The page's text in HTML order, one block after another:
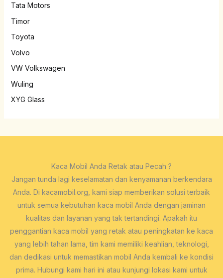
Tata Motors
Timor
Toyota
Volvo
VW Volkswagen
Wuling
XYG Glass
Kaca Mobil Anda Retak atau Pecah ?
Jangan tunda lagi keselamatan dan kenyamanan berkendara
Anda. Di kacamobil.org, kami siap memberikan solusi terbaik
untuk semua kebutuhan kaca mobil Anda dengan jaminan
kualitas dan layanan yang tak tertandingi. Apakah itu
penggantian kaca mobil yang retak atau peningkatan ke kaca
yang lebih tahan lama, tim kami memiliki keahlian, teknologi,
dan dedikasi untuk memastikan mobil Anda kembali ke kondisi
prima. Hubungi kami hari ini atau kunjungi lokasi kami untuk